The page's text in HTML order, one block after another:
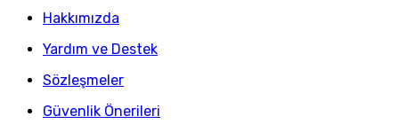
Hakkımızda
Yardım ve Destek
Sözleşmeler
Güvenlik Önerileri